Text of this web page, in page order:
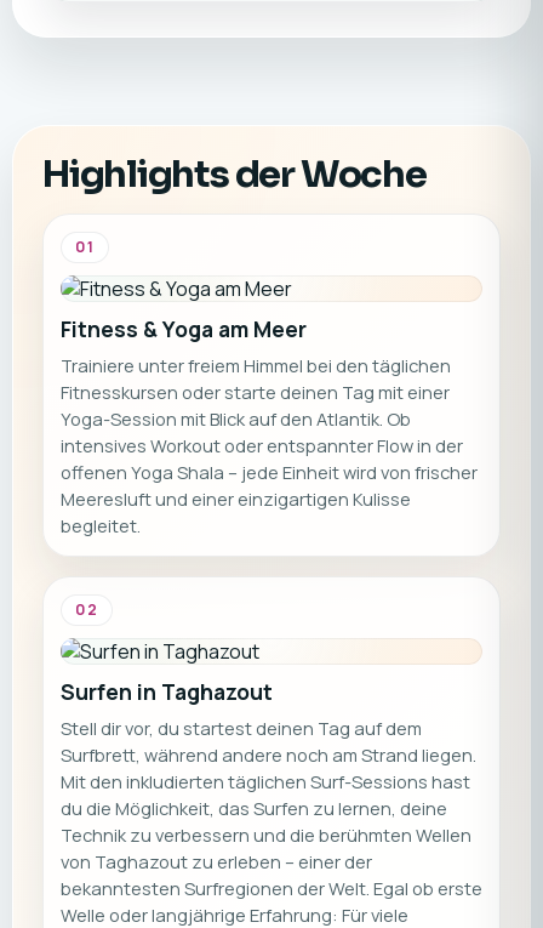
eignet sich aber selbstverständlich auch für
Highlights der Woche
01
Fitness & Yoga am Meer
Trainiere unter freiem Himmel bei den täglichen
Fitnesskursen oder starte deinen Tag mit einer
Yoga-Session mit Blick auf den Atlantik. Ob
intensives Workout oder entspannter Flow in der
offenen Yoga Shala – jede Einheit wird von frischer
Meeresluft und einer einzigartigen Kulisse
begleitet.
02
Surfen in Taghazout
Stell dir vor, du startest deinen Tag auf dem
Surfbrett, während andere noch am Strand liegen.
Mit den inkludierten täglichen Surf-Sessions hast
du die Möglichkeit, das Surfen zu lernen, deine
Technik zu verbessern und die berühmten Wellen
von Taghazout zu erleben – einer der
bekanntesten Surfregionen der Welt. Egal ob erste
Welle oder langjährige Erfahrung: Für viele